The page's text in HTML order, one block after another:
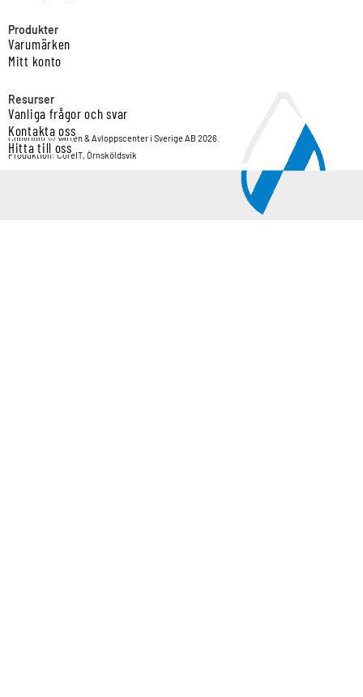
Produkter
Varumärken
Mitt konto
Resurser
Vanliga frågor och svar
Kontakta oss
Hitta till oss
Copyright © Vatten & Avloppscenter i Sverige AB 2026.
Produktion: CoreIT, Örnsköldsvik